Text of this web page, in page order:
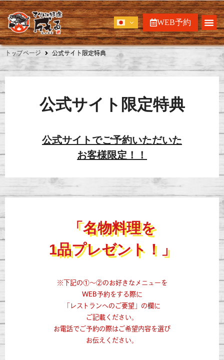
WEB予約
トップページ 公式サイト限定特典
公式サイト限定特典
公式サイトでご予約いただいた
お客様限定！！
「名物料理を
1品プレゼント！」
※下記の①～②のお好きなメニューを
WEB予約をする際に
「レストランへのご要望」の欄に
ご記載ください。
お電話でご予約の際はご希望内容を選び
お伝えください。